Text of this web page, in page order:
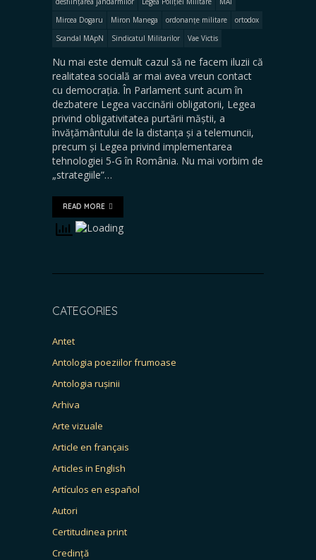
Mircea Dogaru
Miron Manega ordonanțe militare
ortodox
Scandal MApN
Sindicatul Militarilor Vae Victis
Nu mai este demult cazul să ne facem iluzii că
realitatea socială ar mai avea vreun contact
cu democrația. În Parlament sunt acum în
dezbatere Legea vaccinării obligatorii, Legea
privind obligativitatea purtării măștii, a
învățământului de la distanța și a telemuncii,
precum și Legea privind implementarea
tehnologiei 5-G în România. Nu mai vorbim de
„strategiile”…
READ MORE
CATEGORIES
Antet
Antologia poeziilor frumoase
Antologia rușinii
Arhiva
Arte vizuale
Article en français
Articles in English
Artículos en español
Autori
Certitudinea print
Credință